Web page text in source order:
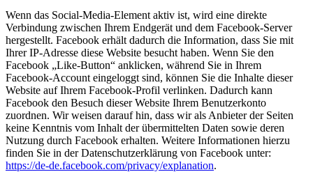
Wenn das Social-Media-Element aktiv ist, wird eine direkte
Verbindung zwischen Ihrem Endgerät und dem Facebook-Server
hergestellt. Facebook erhält dadurch die Information, dass Sie mit
Ihrer IP-Adresse diese Website besucht haben. Wenn Sie den
Facebook „Like-Button“ anklicken, während Sie in Ihrem
Facebook-Account eingeloggt sind, können Sie die Inhalte dieser
Website auf Ihrem Facebook-Profil verlinken. Dadurch kann
Facebook den Besuch dieser Website Ihrem Benutzerkonto
zuordnen. Wir weisen darauf hin, dass wir als Anbieter der Seiten
keine Kenntnis vom Inhalt der übermittelten Daten sowie deren
Nutzung durch Facebook erhalten. Weitere Informationen hierzu
finden Sie in der Datenschutzerklärung von Facebook unter:
https://de-de.facebook.com/privacy/explanation.